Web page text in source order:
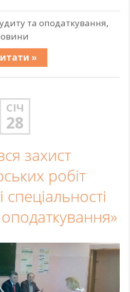
та оподаткування,
»
СІЧ
28
захист
робіт
спеціальності